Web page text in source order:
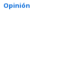
Opinión